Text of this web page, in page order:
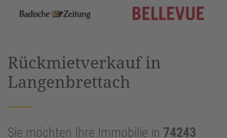
Rückmietverkauf in
Langenbrettach
Sie möchten Ihre Immobilie in 74243